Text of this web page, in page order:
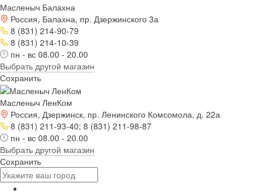
Масленыч Балахна
Россия, Балахна, пр. Дзержинского 3а
8 (831) 214-90-79
8 (831) 214-10-39
пн - вс 08.00 - 20.00
Выбрать другой магазин
Сохранить
Масленыч ЛенКом
Россия, Дзержинск, пр. Ленинского Комсомола, д. 22а
8 (831) 211-93-40; 8 (831) 211-98-87
пн - вс 08.00 - 20.00
Выбрать другой магазин
Сохранить